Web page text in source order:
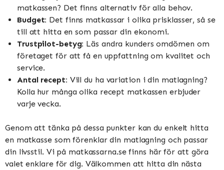
matkassen? Det finns alternativ för alla behov.
Budget: Det finns matkassar i olika prisklasser, så se
till att hitta en som passar din ekonomi.
Trustpilot-betyg: Läs andra kunders omdömen om
företaget för att få en uppfattning om kvalitet och
service.
Antal recept: Vill du ha variation i din matlagning?
Kolla hur många olika recept matkassen erbjuder
varje vecka.
Genom att tänka på dessa punkter kan du enkelt hitta
en matkasse som förenklar din matlagning och passar
din livsstil. Vi på matkassarna.se finns här för att göra
valet enklare för dig. Välkommen att hitta din nästa